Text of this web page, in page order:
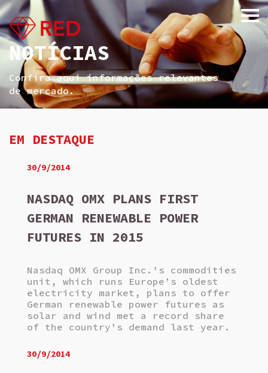
NOTÍCIAS
Confira aqui informações relevantes
de mercado.
EM DESTAQUE
30/9/2014
NASDAQ OMX PLANS FIRST
GERMAN RENEWABLE POWER
FUTURES IN 2015
Nasdaq OMX Group Inc.’s commodities
unit, which runs Europe’s oldest
electricity market, plans to offer
German renewable power futures as
solar and wind met a record share
of the country’s demand last year.
30/9/2014